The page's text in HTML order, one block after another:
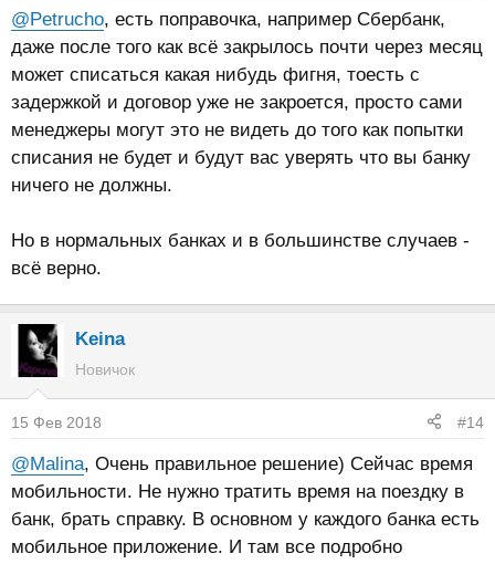
:
@Petrucho, есть поправочка, например Сбербанк,
даже после того как всё закрылось почти через месяц
может списаться какая нибудь фигня, тоесть с
задержкой и договор уже не закроется, просто сами
менеджеры могут это не видеть до того как попытки
списания не будет и будут вас уверять что вы банку
ничего не должны.
Но в нормальных банках и в большинстве случаев -
всё верно.
Keina
Новичок
15 Фев 2018 #14
@Malina, Очень правильное решение) Сейчас время
мобильности. Не нужно тратить время на поездку в
банк, брать справку. В основном у каждого банка есть
мобильное приложение. И там все подробно